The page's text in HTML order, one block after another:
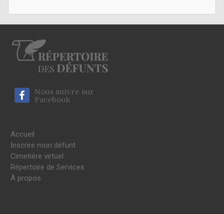
Nous suivre sur
Facebook
Accueil
Inscrire mon défunt
Cimetière virtuel
Répertoire de Services
À propos